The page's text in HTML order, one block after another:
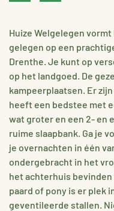
Huize Welgelegen
gelegen op een
Drenthe. Je kunt op
op het landgoed. De
kampeerplaatsen. Er
heeft een bedstee met
wat groter en een 2- en
ruime slaapbank. Ga je
je overnachten in één
ondergebracht in het
het achterhuis bevinden
paard of pony is er plek
geventileerde stallen.